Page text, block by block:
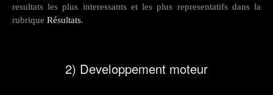
resultats les plus interessants et les plus representatifs dans la
rubrique Résultats.
2) Developpement moteur